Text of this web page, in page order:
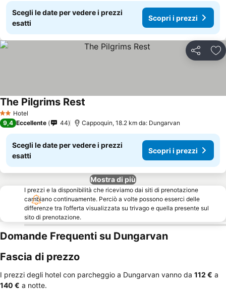
Scegli le date per vedere i prezzi
esatti
Scopri i prezzi
Condividi
2 StelleHotel
The Pilgrims Rest
9,4 Eccellente 44 Cappoquin, 18.2 km da: Dungarvan
Scegli le date per vedere i prezzi
esatti
Scopri i prezzi
Mostra di più
I prezzi e la disponibilità che riceviamo dai siti di prenotazione
cambiano continuamente. Perciò a volte possono esserci delle
differenze tra l’offerta visualizzata su trivago e quella presente sul
sito di prenotazione.
Domande Frequenti su Dungarvan
Fascia di prezzo
I prezzi degli hotel con parcheggio a Dungarvan vanno da ‎112 € a
‎140 € a notte.